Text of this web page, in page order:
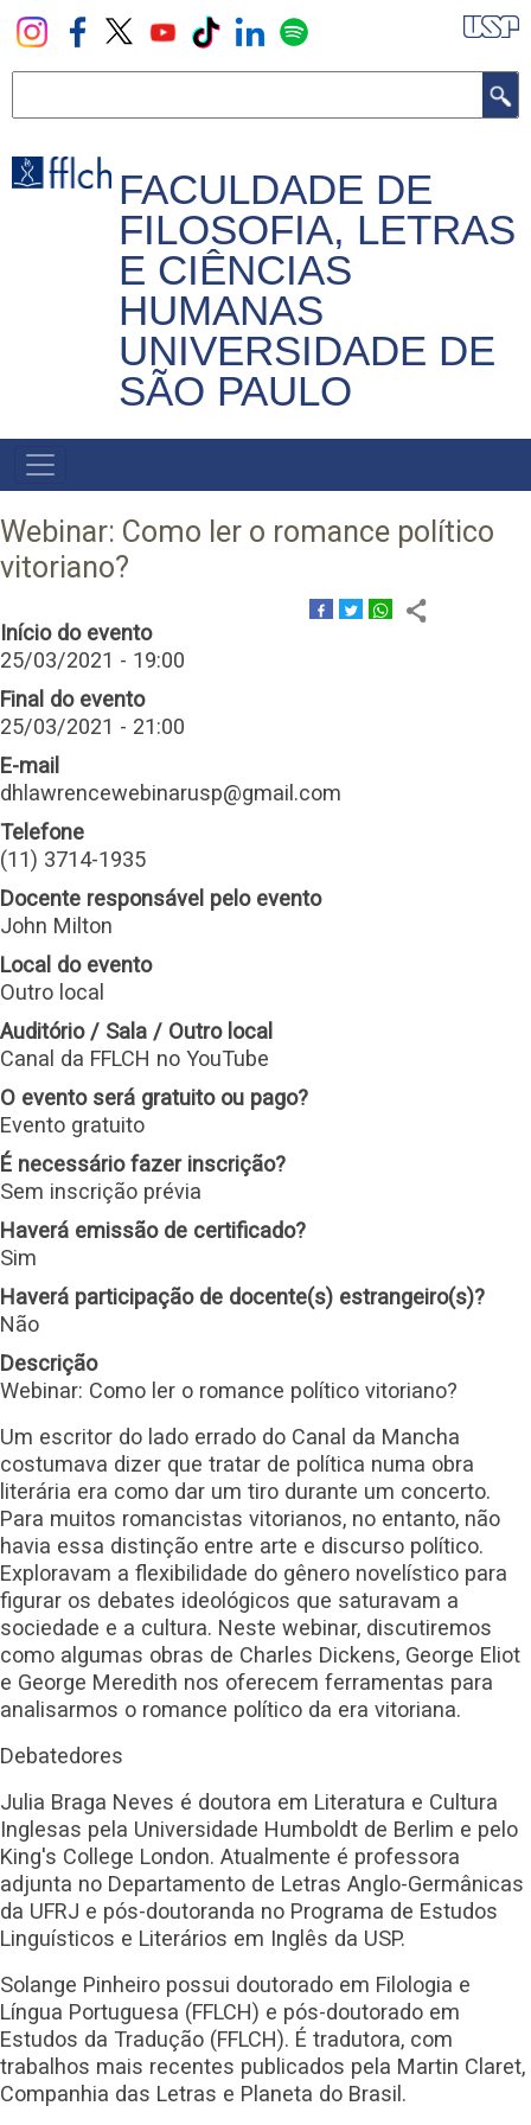
Pular
para
principal
FACULDADE DE
FILOSOFIA, LETRAS
E CIÊNCIAS
HUMANAS
UNIVERSIDADE DE
SÃO PAULO
NAVEGADOR
PRINCIPAL
Webinar: Como ler o romance político
vitoriano?
Início do evento
25/03/2021 - 19:00
Final do evento
25/03/2021 - 21:00
E-mail
dhlawrencewebinarusp@gmail.com
Telefone
(11) 3714-1935
Docente responsável pelo evento
John Milton
Local do evento
Outro local
Auditório / Sala / Outro local
Canal da FFLCH no YouTube
O evento será gratuito ou pago?
Evento gratuito
É necessário fazer inscrição?
Sem inscrição prévia
Haverá emissão de certificado?
Sim
Haverá participação de docente(s) estrangeiro(s)?
Não
Descrição
Webinar: Como ler o romance político vitoriano?
Um escritor do lado errado do Canal da Mancha
costumava dizer que tratar de política numa obra
literária era como dar um tiro durante um concerto.
Para muitos romancistas vitorianos, no entanto, não
havia essa distinção entre arte e discurso político.
Exploravam a flexibilidade do gênero novelístico para
figurar os debates ideológicos que saturavam a
sociedade e a cultura. Neste webinar, discutiremos
como algumas obras de Charles Dickens, George Eliot
e George Meredith nos oferecem ferramentas para
analisarmos o romance político da era vitoriana.
Debatedores
Julia Braga Neves é doutora em Literatura e Cultura
Inglesas pela Universidade Humboldt de Berlim e pelo
King's College London. Atualmente é professora
adjunta no Departamento de Letras Anglo-Germânicas
da UFRJ e pós-doutoranda no Programa de Estudos
Linguísticos e Literários em Inglês da USP.
Solange Pinheiro possui doutorado em Filologia e
Língua Portuguesa (FFLCH) e pós-doutorado em
Estudos da Tradução (FFLCH). É tradutora, com
trabalhos mais recentes publicados pela Martin Claret,
Companhia das Letras e Planeta do Brasil.